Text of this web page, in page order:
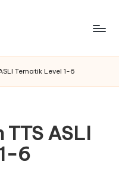
Tematik Level 1-6
ASLI
6